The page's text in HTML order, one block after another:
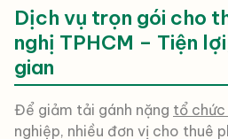
Dịch vụ trọn gói cho
nghị TPHCM – Tiện
gian
Để giảm tải gánh nặng tổ chức
nghiệp, nhiều đơn vị cho thuê